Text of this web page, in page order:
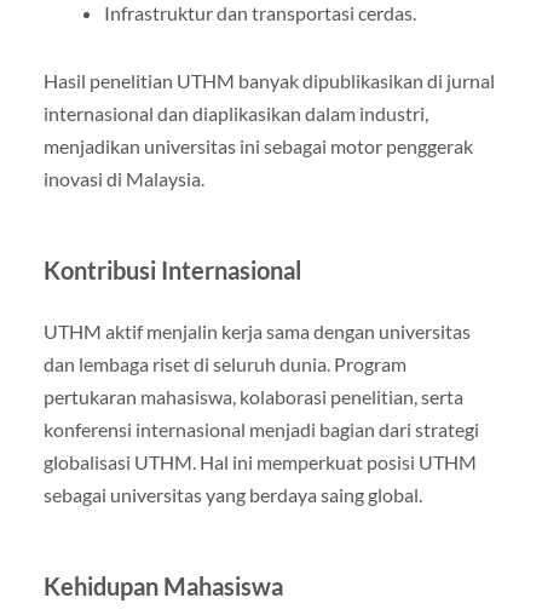
Infrastruktur dan transportasi cerdas.
Hasil penelitian UTHM banyak dipublikasikan di jurnal
internasional dan diaplikasikan dalam industri,
menjadikan universitas ini sebagai motor penggerak
inovasi di Malaysia.
Kontribusi Internasional
UTHM aktif menjalin kerja sama dengan universitas
dan lembaga riset di seluruh dunia. Program
pertukaran mahasiswa, kolaborasi penelitian, serta
konferensi internasional menjadi bagian dari strategi
globalisasi UTHM. Hal ini memperkuat posisi UTHM
sebagai universitas yang berdaya saing global.
Kehidupan Mahasiswa